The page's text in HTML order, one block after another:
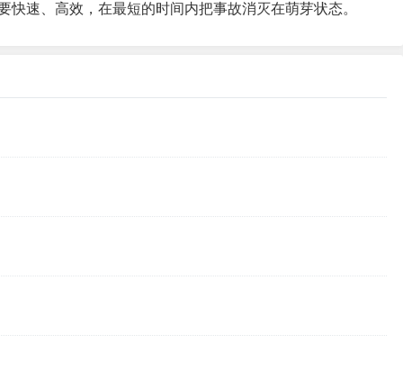
速、高效，在最短的时间内把事故消灭在萌芽状态。